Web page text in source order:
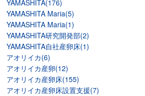
YAMASHITA(176)
YAMASHITA Maria(5)
YAMASHITA Maria(1)
YAMASHITA研究開発部(2)
YAMASHITA自社産卵床(1)
アオリイカ(6)
アオリイカ産卵(12)
アオリイカ産卵床(155)
アオリイカ産卵床設置支援(7)